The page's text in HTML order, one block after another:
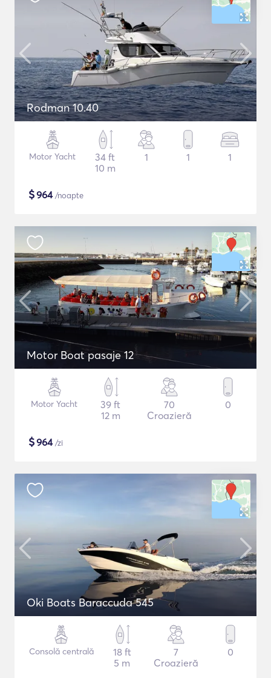
Rodman 10.40
Motor Yacht
34 ft
10 m
1 1 1
$964/noapte
Motor Boat pasaje 12
Motor Yacht
39 ft
12 m
70
Croazieră
0
$964/zi
Oki Boats Baraccuda 545
Consolă centrală
18 ft
5 m
7
Croazieră
0